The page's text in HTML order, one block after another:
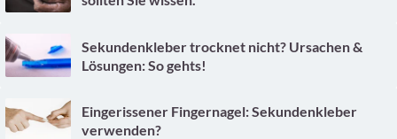
Sekundenkleber trocknet nicht? Ursachen &
Lösungen: So gehts!
Eingerissener Fingernagel: Sekundenkleber
verwenden?